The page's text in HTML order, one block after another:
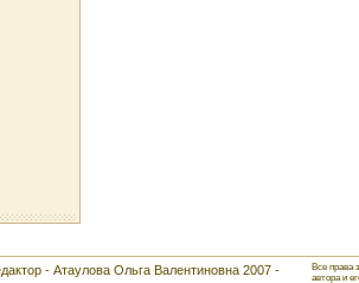
- Атаулова Ольга Валентиновна 2007 -
Все права
автора и